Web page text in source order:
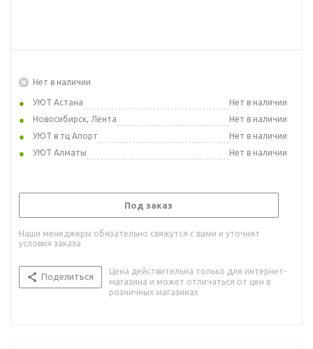
Нет в наличии
УЮТ Астана
Нет в наличии
Новосибирск, Лента
Нет в наличии
УЮТ в тц Апорт
Нет в наличии
УЮТ Алматы
Нет в наличии
Под заказ
Наши менеджеры обязательно свяжутся с вами и уточнят
условия заказа
Поделиться
Цена действительна только для интернет-
магазина и может отличаться от цен в
розничных магазинах